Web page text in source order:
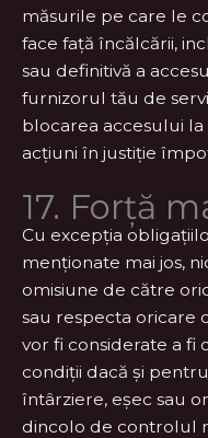
măsurile pe care le
face față încălcării,
sau definitivă a
furnizorul tău de
blocarea accesului la
acțiuni în justiție
17. Forță
Cu excepția
menționate mai jos,
omisiune de către
sau respecta oricare
vor fi considerate a fi
condiții dacă și
întârziere, eșec sau
dincolo de controlul